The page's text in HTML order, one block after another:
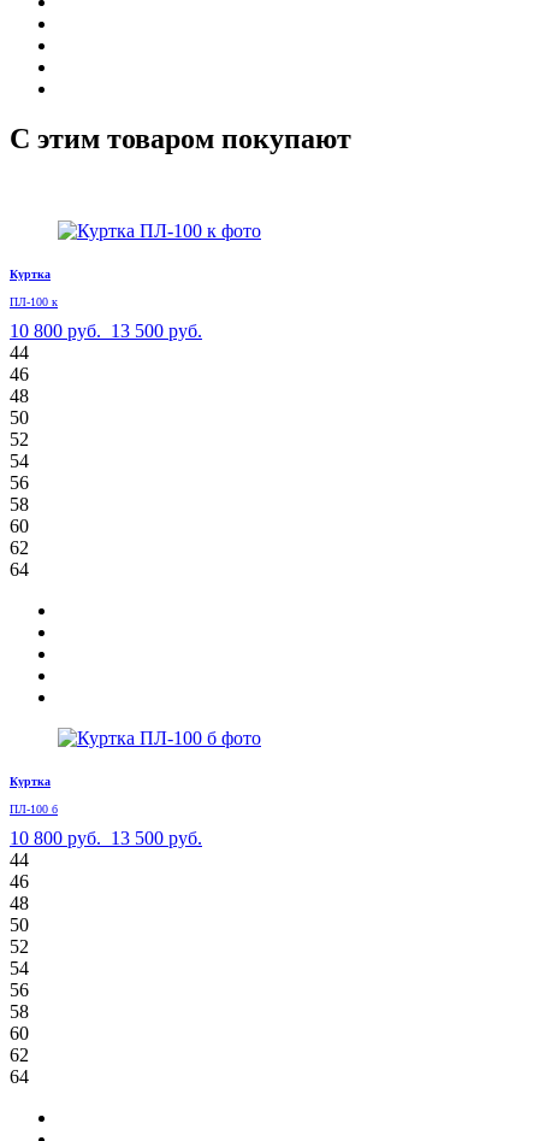
С этим товаром покупают
Куртка
ПЛ-100 к
10 800 руб. 13 500 руб.
44
46
48
50
52
54
56
58
60
62
64
Куртка
ПЛ-100 б
10 800 руб. 13 500 руб.
44
46
48
50
52
54
56
58
60
62
64